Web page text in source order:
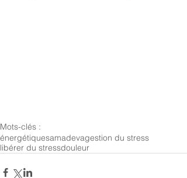
Mots-clés :
énergétiquesamadevagestion du stress
libérer du stressdouleur